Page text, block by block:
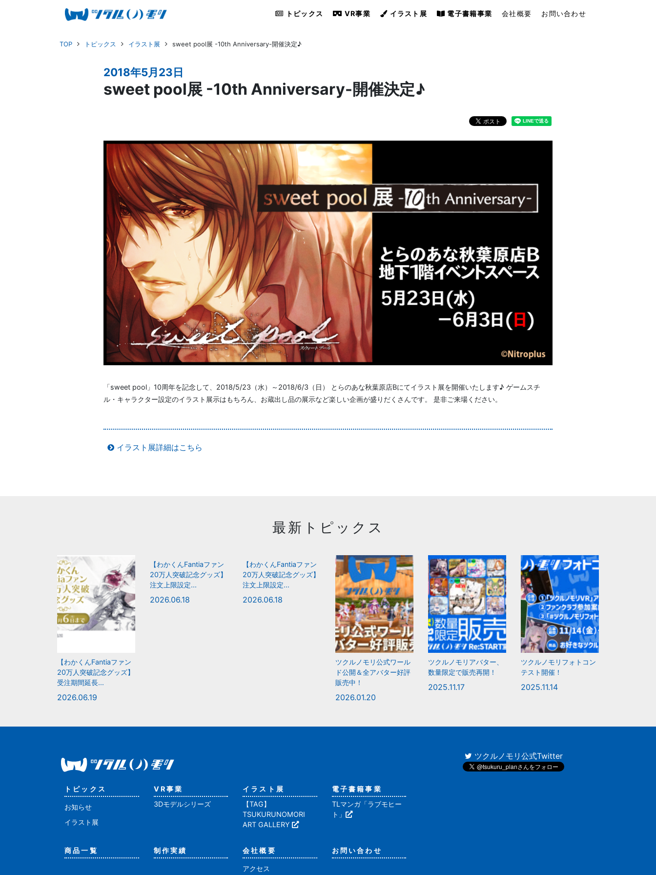
トピックス VR事業 イラスト展 電子書籍事業 会社概要 お問い合わせ
TOP トピックス イラスト展 sweet pool展 -10th Anniversary-開催決定♪
2018年5月23日
sweet pool展 -10th Anniversary-開催決定♪
「sweet pool」10周年を記念して、2018/5/23（水）～2018/6/3（日） とらのあな秋葉原店Bにてイラスト展を開催いたします♪ ゲームスチ
ル・キャラクター設定のイラスト展示はもちろん、お蔵出し品の展示など楽しい企画が盛りだくさんです。 是非ご来場ください。
イラスト展詳細はこちら
最新トピックス
【わかくんFantiaファン
20万人突破記念グッズ】
受注期間延長...
2026.06.19
【わかくんFantiaファン
20万人突破記念グッズ】
注文上限設定...
2026.06.18
【わかくんFantiaファン
20万人突破記念グッズ】
注文上限設定...
2026.06.18
ツクルノモリ公式ワール
ド公開＆全アバター好評
販売中！
2026.01.20
ツクルノモリアバター、
数量限定で販売再開！
2025.11.17
ツクルノモリフォトコン
テスト開催！
2025.11.14
トピックス
お知らせ
イラスト展
VR事業
3Dモデルシリーズ
イラスト展
【TAG】
TSUKURUNOMORI
ART GALLERY
電子書籍事業
TLマンガ「ラブモヒー
ト」
商品一覧 制作実績 会社概要
アクセス
お問い合わせ
ツクルノモリ公式Twitter